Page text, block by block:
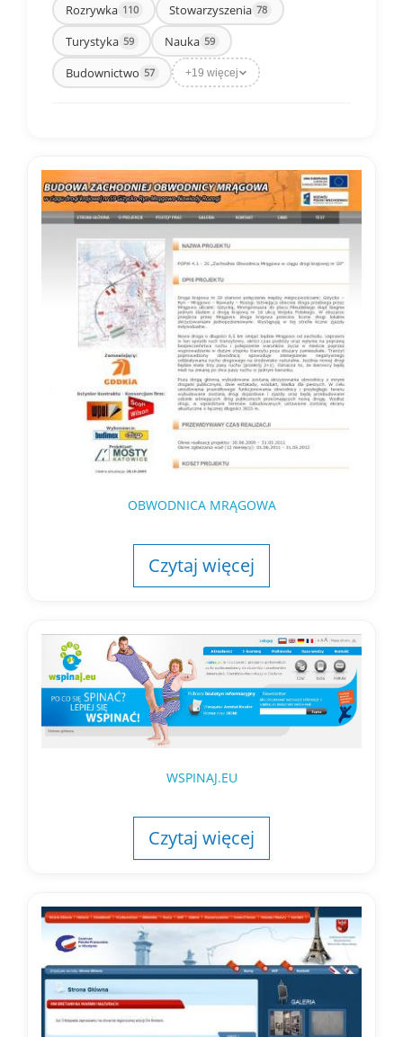
Rozrywka 110 Stowarzyszenia 78
Turystyka 59 Nauka 59
Budownictwo 57 +19 więcej
OBWODNICA MRĄGOWA
Czytaj więcej
WSPINAJ.EU
Czytaj więcej